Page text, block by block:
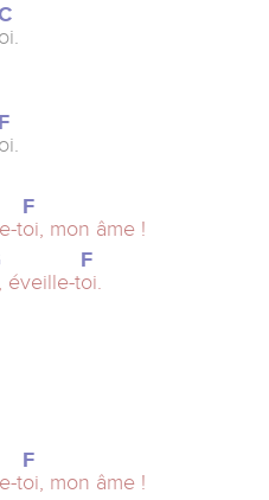
oi.
F
oi.
F
toi, mon âme !
F
éveille-toi.
F
toi, mon âme !